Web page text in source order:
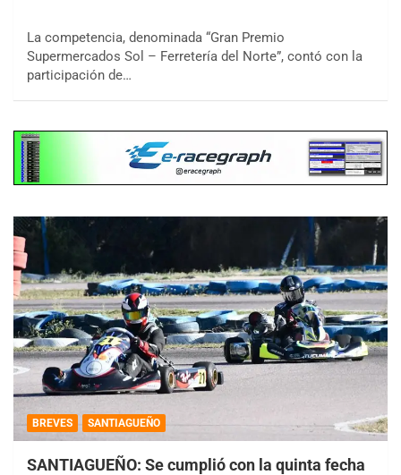
La competencia, denominada “Gran Premio
Supermercados Sol – Ferretería del Norte”, contó con la
participación de…
BREVES SANTIAGUEÑO
SANTIAGUEÑO: Se cumplió con la quinta fecha